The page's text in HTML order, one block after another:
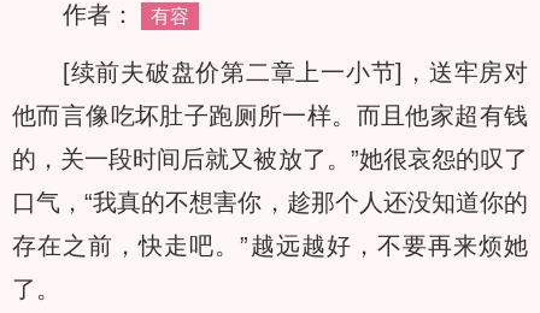
作者： 有容
[续前夫破盘价第二章上一小节] ，送牢房对
他而言像吃坏肚子跑厕所一样。而且他家超有钱
的，关一段时间后就又被放了。”她很哀怨的叹了
口气，“我真的不想害你，趁那个人还没知道你的
存在之前，快走吧。”越远越好，不要再来烦她
了。